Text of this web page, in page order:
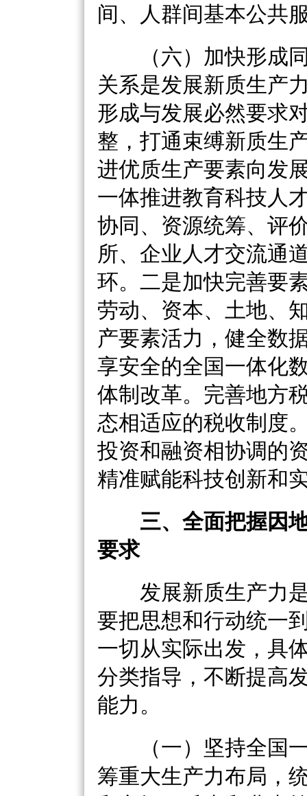
间、人群间基本公共
（六）加快形成同
关系是发展新质生产
形成与发展必然要求
整，打通束缚新质生
进优质生产要素向发
一体推进教育科技人
协同、资源统筹、评
所、企业人才交流通
环。二是加快完善要
劳动、资本、土地、
产要素活力，健全数
享安全的全国一体化
体制改革。完善地方
态相适应的税收制度
投资和融资相协调的
精准赋能科技创新和
三、全面把握因
要求
发展新质生产力是
要把思想和行动统一
一切从实际出发，具
分类指导，不断提高
能力。
（一）坚持全国一
筹重大生产力布局，